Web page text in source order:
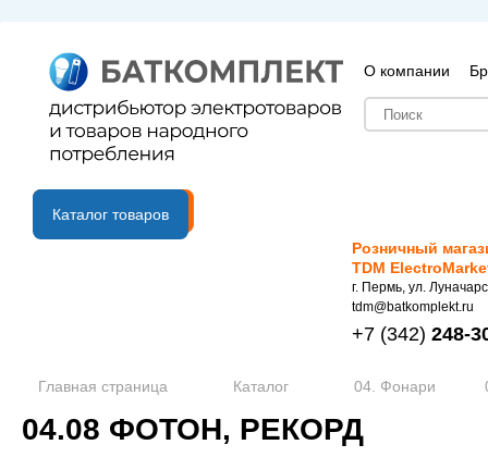
О компании
B2B портал
Каталог товаров
Розничный
TDM
г. Пермь, ул.
tdm@batkomplekt.ru
+7 (342) 248-
Главная страница Каталог 04. Фонари
04.08 ФОТОН, РЕКОРД